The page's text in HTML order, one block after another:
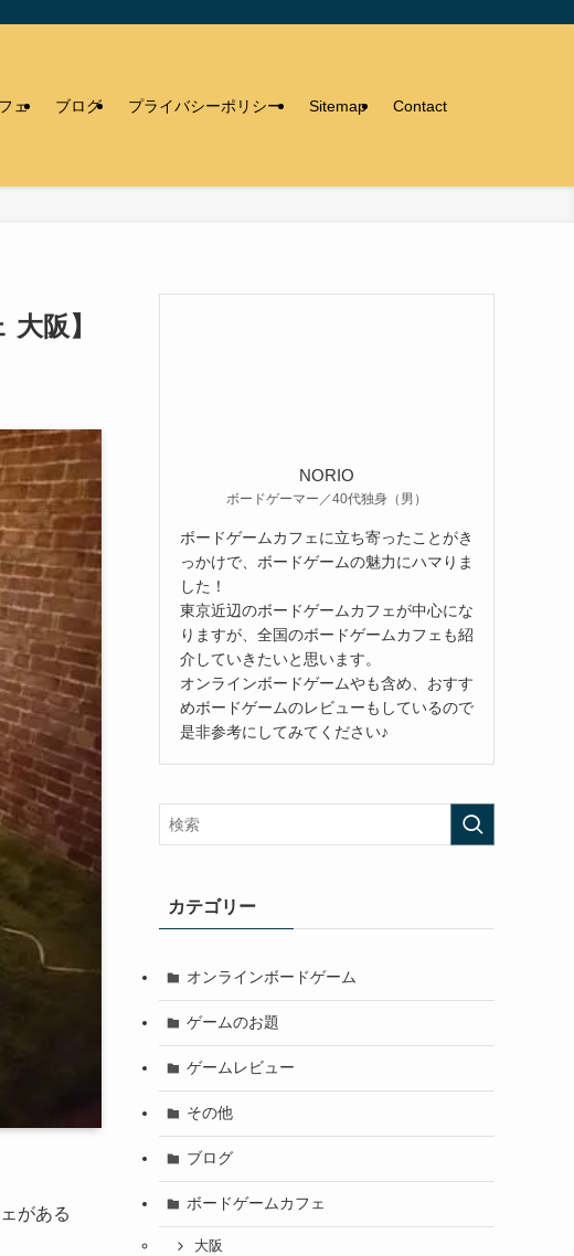
ェ ブログ プライバシーポリシー Sitemap Contact
阪】
がある
NORIO
ボードゲーマー／40代独身（男）
ボードゲームカフェに立ち寄ったことがき
っかけで、ボードゲームの魅力にハマりま
した！
東京近辺のボードゲームカフェが中心にな
りますが、全国のボードゲームカフェも紹
介していきたいと思います。
オンラインボードゲームやも含め、おすす
めボードゲームのレビューもしているので
是非参考にしてみてください♪
カテゴリー
オンラインボードゲーム
ゲームのお題
ゲームレビュー
その他
ブログ
ボードゲームカフェ
大阪